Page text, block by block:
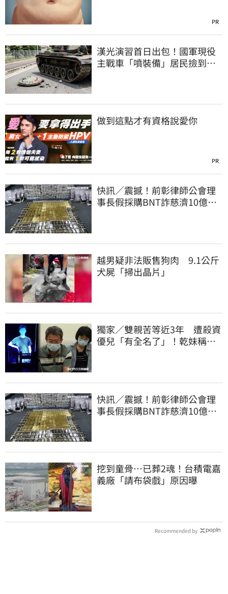
PR
漢光演習首日出包！國軍現役
主戰車「噴裝備」居民撿到零
做到這點才有資格說愛你
PR
快訊／震撼！前彰律師公會理
事長假採購BNT詐慈濟10億、
越男疑非法販售狗肉 9.1公斤
犬屍「掃出晶片」
獨家／雙親苦等近3年 遭殺資
優兒「有全名了」！乾妹稱賠
快訊／震撼！前彰律師公會理
事長假採購BNT詐慈濟10億、
挖到童骨…已葬2魂！台積電嘉
義廠「請布袋戲」原因曝
Recommended by